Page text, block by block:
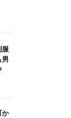
服
男
か